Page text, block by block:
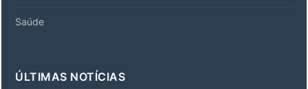
Saúde
ÚLTIMAS NOTÍCIAS